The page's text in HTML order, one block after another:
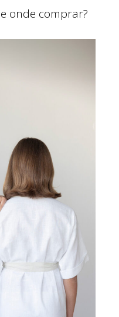
onde comprar?